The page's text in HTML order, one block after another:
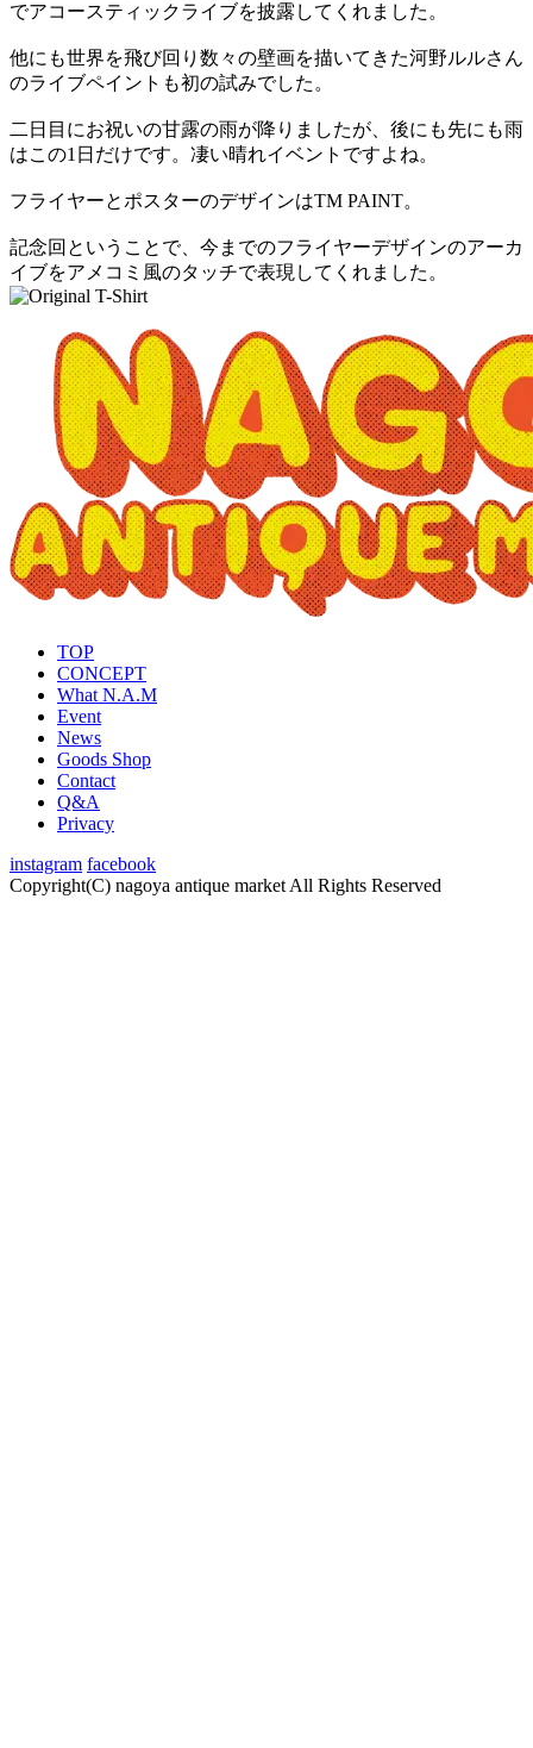
でアコースティックライブを披露してくれました。
他にも世界を飛び回り数々の壁画を描いてきた河野ルルさん
のライブペイントも初の試みでした。
二日目にお祝いの甘露の雨が降りましたが、後にも先にも雨
はこの1日だけです。凄い晴れイベントですよね。
フライヤーとポスターのデザインはTM PAINT。
記念回ということで、今までのフライヤーデザインのアーカ
イブをアメコミ風のタッチで表現してくれました。
TOP
CONCEPT
What N.A.M
Event
News
Goods Shop
Contact
Q&A
Privacy
instagram facebook
Copyright(C) nagoya antique market All Rights Reserved